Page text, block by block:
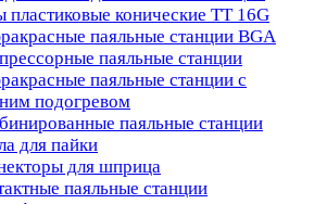
пластиковые конические TT 16G
паяльные станции BGA
паяльные станции
паяльные станции с
подогревом
паяльные станции
для пайки
для шприца
паяльные станции